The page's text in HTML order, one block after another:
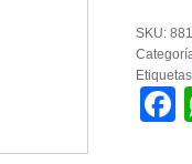
Lionsteel
cantidad
SKU: